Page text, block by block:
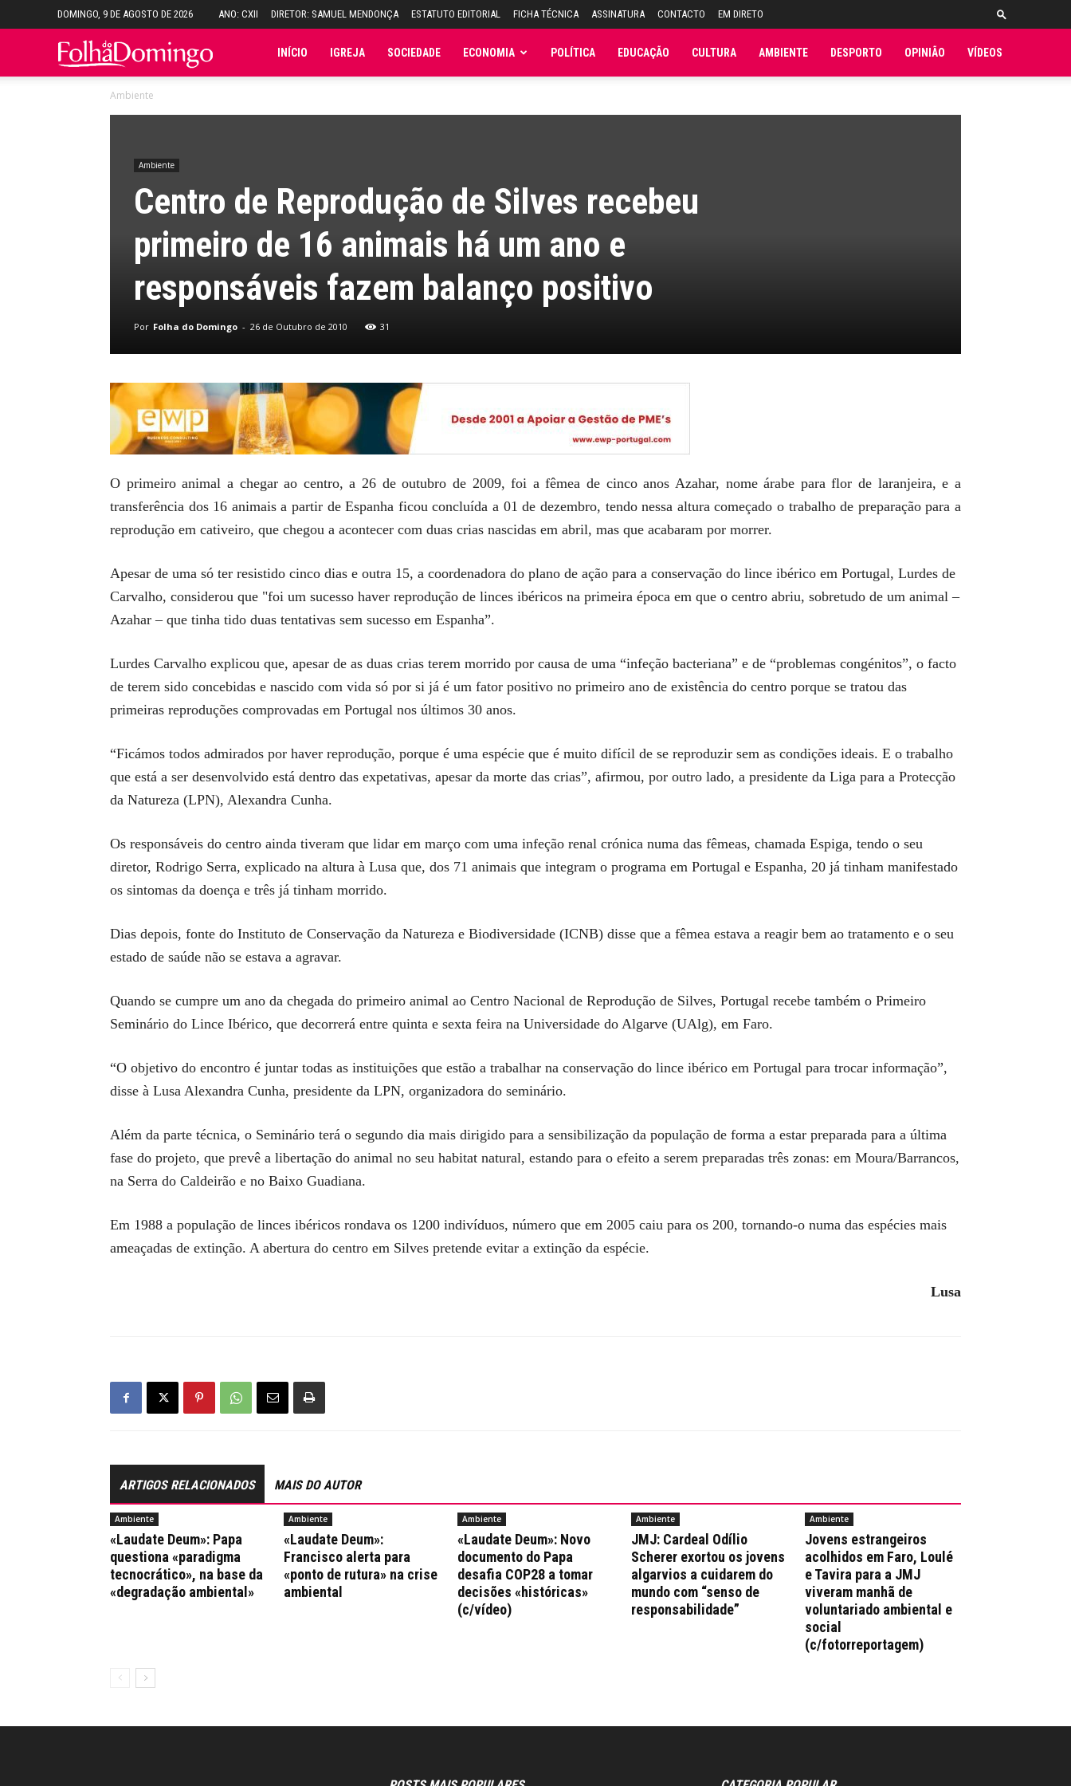
DOMINGO, 9 DE AGOSTO DE 2026 ANO: CXII DIRETOR: SAMUEL MENDONÇA ESTATUTO EDITORIAL FICHA TÉCNICA ASSINATURA CONTACTO EM DIRETO
Folha INÍCIO IGREJA SOCIEDADE ECONOMIA POLÍTICA EDUCAÇÃO CULTURA AMBIENTE DESPORTO OPINIÃO VÍDEOS
Ambiente
Ambiente
Centro de Reprodução de Silves recebeu
primeiro de 16 animais há um ano e
responsáveis fazem balanço positivo
Por Folha do Domingo - 26 de Outubro de 2010 31
O primeiro animal a chegar ao centro, a 26 de outubro de 2009, foi a fêmea de cinco anos Azahar, nome árabe para flor de laranjeira, e a
transferência dos 16 animais a partir de Espanha ficou concluída a 01 de dezembro, tendo nessa altura começado o trabalho de preparação para a
reprodução em cativeiro, que chegou a acontecer com duas crias nascidas em abril, mas que acabaram por morrer.
Apesar de uma só ter resistido cinco dias e outra 15, a coordenadora do plano de ação para a conservação do lince ibérico em Portugal, Lurdes de
Carvalho, considerou que "foi um sucesso haver reprodução de linces ibéricos na primeira época em que o centro abriu, sobretudo de um animal –
Azahar – que tinha tido duas tentativas sem sucesso em Espanha”.
Lurdes Carvalho explicou que, apesar de as duas crias terem morrido por causa de uma “infeção bacteriana” e de “problemas congénitos”, o facto
de terem sido concebidas e nascido com vida só por si já é um fator positivo no primeiro ano de existência do centro porque se tratou das
primeiras reproduções comprovadas em Portugal nos últimos 30 anos.
“Ficámos todos admirados por haver reprodução, porque é uma espécie que é muito difícil de se reproduzir sem as condições ideais. E o trabalho
que está a ser desenvolvido está dentro das expetativas, apesar da morte das crias”, afirmou, por outro lado, a presidente da Liga para a Protecção
da Natureza (LPN), Alexandra Cunha.
Os responsáveis do centro ainda tiveram que lidar em março com uma infeção renal crónica numa das fêmeas, chamada Espiga, tendo o seu
diretor, Rodrigo Serra, explicado na altura à Lusa que, dos 71 animais que integram o programa em Portugal e Espanha, 20 já tinham manifestado
os sintomas da doença e três já tinham morrido.
Dias depois, fonte do Instituto de Conservação da Natureza e Biodiversidade (ICNB) disse que a fêmea estava a reagir bem ao tratamento e o seu
estado de saúde não se estava a agravar.
Quando se cumpre um ano da chegada do primeiro animal ao Centro Nacional de Reprodução de Silves, Portugal recebe também o Primeiro
Seminário do Lince Ibérico, que decorrerá entre quinta e sexta feira na Universidade do Algarve (UAlg), em Faro.
“O objetivo do encontro é juntar todas as instituições que estão a trabalhar na conservação do lince ibérico em Portugal para trocar informação”,
disse à Lusa Alexandra Cunha, presidente da LPN, organizadora do seminário.
Além da parte técnica, o Seminário terá o segundo dia mais dirigido para a sensibilização da população de forma a estar preparada para a última
fase do projeto, que prevê a libertação do animal no seu habitat natural, estando para o efeito a serem preparadas três zonas: em Moura/Barrancos,
na Serra do Caldeirão e no Baixo Guadiana.
Em 1988 a população de linces ibéricos rondava os 1200 indivíduos, número que em 2005 caiu para os 200, tornando-o numa das espécies mais
ameaçadas de extinção. A abertura do centro em Silves pretende evitar a extinção da espécie.
Lusa
ARTIGOS RELACIONADOS MAIS DO AUTOR
Ambiente
«Laudate Deum»: Papa
questiona «paradigma
tecnocrático», na base da
«degradação ambiental»
Ambiente
«Laudate Deum»:
Francisco alerta para
«ponto de rutura» na crise
ambiental
Ambiente
«Laudate Deum»: Novo
documento do Papa
desafia COP28 a tomar
decisões «históricas»
(c/vídeo)
Ambiente
JMJ: Cardeal Odílio
Scherer exortou os jovens
algarvios a cuidarem do
mundo com “senso de
responsabilidade”
Ambiente
Jovens estrangeiros
acolhidos em Faro, Loulé
e Tavira para a JMJ
viveram manhã de
voluntariado ambiental e
social
(c/fotorreportagem)